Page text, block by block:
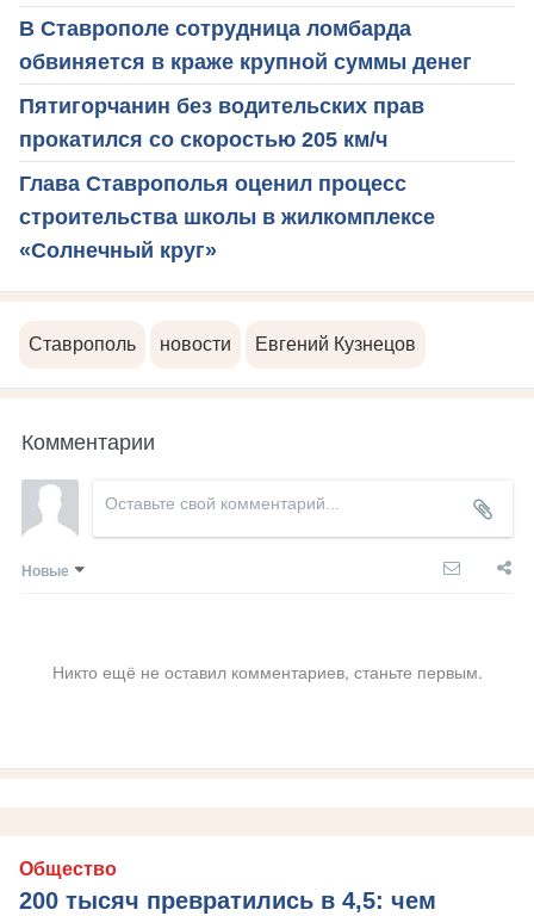
В Ставрополе сотрудница ломбарда
обвиняется в краже крупной суммы денег
Пятигорчанин без водительских прав
прокатился со скоростью 205 км/ч
Глава Ставрополья оценил процесс
строительства школы в жилкомплексе
«Солнечный круг»
Ставрополь новости Евгений Кузнецов
Комментарии
Новые
Никто ещё не оставил комментариев, станьте первым.
Общество
200 тысяч превратились в 4,5: чем